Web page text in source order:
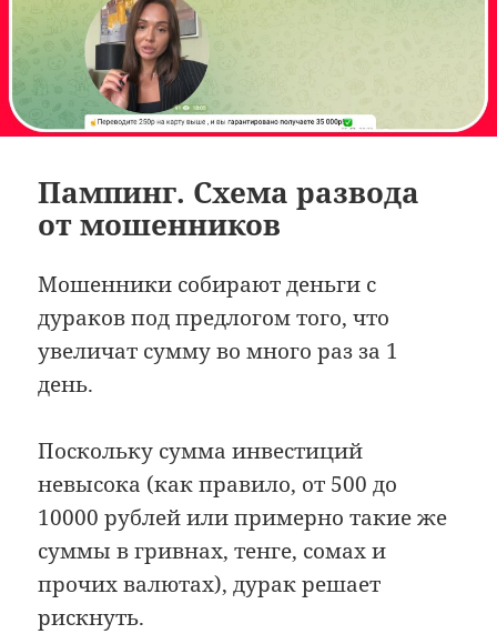
Пампинг. Схема развода
от мошенников
Мошенники собирают деньги с
дураков под предлогом того, что
увеличат сумму во много раз за 1
день.
Поскольку сумма инвестиций
невысока (как правило, от 500 до
10000 рублей или примерно такие же
суммы в гривнах, тенге, сомах и
прочих валютах), дурак решает
рискнуть.